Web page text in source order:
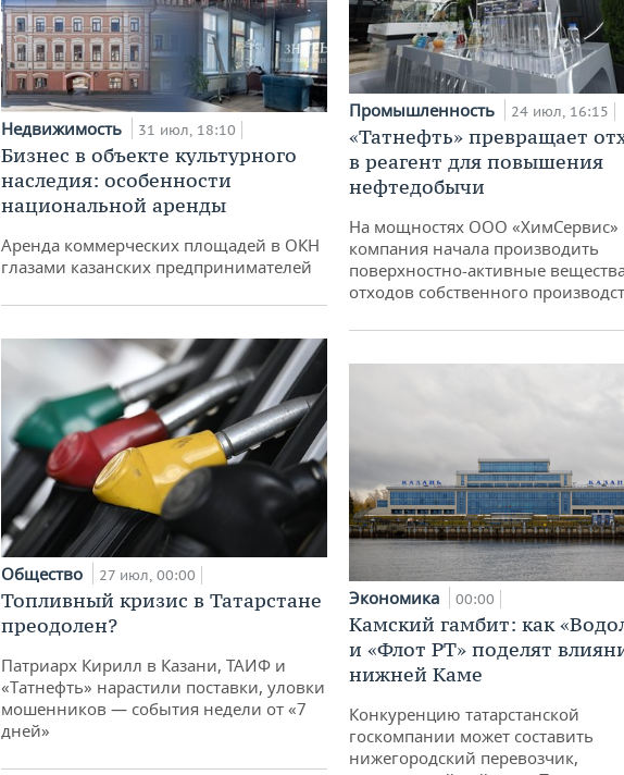
Недвижимость 31 июл, 18:10
Бизнес в объекте культурного
наследия: особенности
национальной аренды
Аренда коммерческих площадей в ОКН
глазами казанских предпринимателей
Общество 27 июл, 00:00
Топливный кризис в Татарстане
преодолен?
Патриарх Кирилл в Казани, ТАИФ и
«Татнефть» нарастили поставки, уловки
мошенников — события недели от «7
дней»
Промышленность 24 июл, 16:15
«Татнефть» превращает
в реагент для повышения
нефтедобычи
На мощностях ООО «ХимСервис»
компания начала производить
поверхностно-активные
отходов собственного
Экономика 00:00
Камский гамбит: как
и «Флот РТ» поделят
нижней Каме
Конкуренцию татарстанской
госкомпании может составить
нижегородский перевозчик,